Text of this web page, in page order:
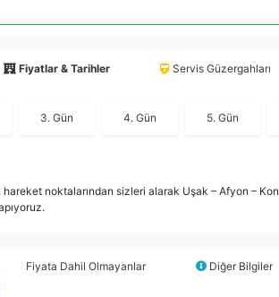
Fiyatlar & Tarihler Servis Güzergahları
3. Gün 4. Gün 5. Gün
noktalarından sizleri alarak Uşak – Afyon –
Fiyata Dahil Olmayanlar Diğer Bilgiler